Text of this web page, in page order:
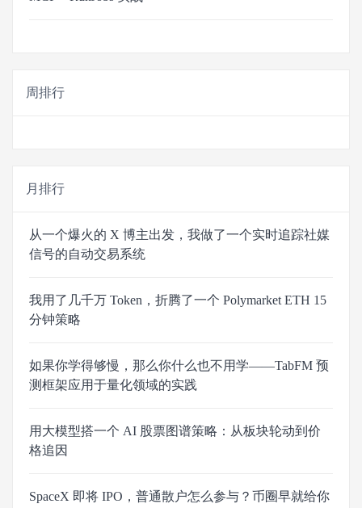
周排行
月排行
从一个爆火的 X 博主出发，我做了一个实时追踪社媒
信号的自动交易系统
我用了几千万 Token，折腾了一个 Polymarket ETH 15
分钟策略
如果你学得够慢，那么你什么也不用学——TabFM 预
测框架应用于量化领域的实践
用大模型搭一个 AI 股票图谱策略：从板块轮动到价
格追因
SpaceX 即将 IPO，普通散户怎么参与？币圈早就给你